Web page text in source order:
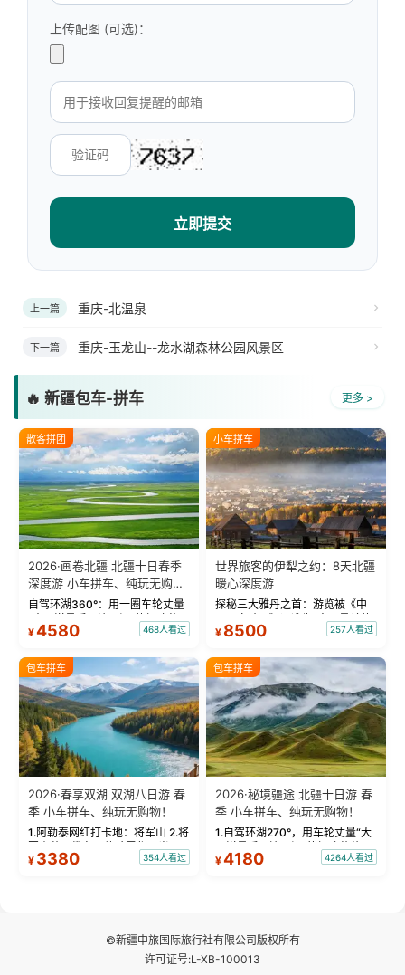
上传配图 (可选)：
立即提交
上一篇 重庆-北温泉
下一篇 重庆-玉龙山--龙水湖森林公园风景区
🔥 新疆包车-拼车 更多 >
散客拼团
2026·画卷北疆 北疆十日春季
深度游 小车拼车、纯玩无购
物！
自驾环湖360°：用一圈车轮丈量
“大西洋最后一滴眼泪”的极致蔚
蓝。 赛湖旅拍：甄选多款风格服
绝美瞬间。 赛湖坦克300跟车视
频：专业摄影师...
¥4580 468人看过
小车拼车
世界旅客的伊犁之约：8天北疆
暖心深度游
探秘三大雅丹之首：游览被《中
国国家地理》评选为“中国最美的
三大雅丹”第一名的克拉玛依魔鬼
瓦人最大村落——禾木村，欣赏
晨雾与小木...
¥ 8500 257人看过
包车拼车
2026·春享双湖 双湖八日游 春
季 小车拼车、纯玩无购物！
1.阿勒泰网红打卡地：将军山 2.将
军山落日缆车，体验雪都风光 3.
将军山，夕阳派对，蹦迪party 4.
¥ 3380 354人看过
包车拼车
2026·秘境疆途 北疆十日游 春
季 小车拼车、纯玩无购物！
1.自驾环湖270°，用车轮丈量“大
西洋最后一滴眼泪”的极致蔚蓝，
让雪山、花海与深邃湖水在转弯
¥4180 4264人看过
©新疆中旅国际旅行社有限公司版权所有
许可证号:L-XB-100013